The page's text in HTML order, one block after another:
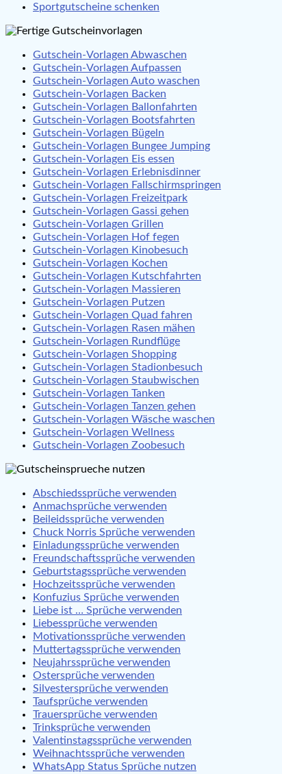
Sportgutscheine schenken
Gutschein-Vorlagen Abwaschen
Gutschein-Vorlagen Aufpassen
Gutschein-Vorlagen Auto waschen
Gutschein-Vorlagen Backen
Gutschein-Vorlagen Ballonfahrten
Gutschein-Vorlagen Bootsfahrten
Gutschein-Vorlagen Bügeln
Gutschein-Vorlagen Bungee Jumping
Gutschein-Vorlagen Eis essen
Gutschein-Vorlagen Erlebnisdinner
Gutschein-Vorlagen Fallschirmspringen
Gutschein-Vorlagen Freizeitpark
Gutschein-Vorlagen Gassi gehen
Gutschein-Vorlagen Grillen
Gutschein-Vorlagen Hof fegen
Gutschein-Vorlagen Kinobesuch
Gutschein-Vorlagen Kochen
Gutschein-Vorlagen Kutschfahrten
Gutschein-Vorlagen Massieren
Gutschein-Vorlagen Putzen
Gutschein-Vorlagen Quad fahren
Gutschein-Vorlagen Rasen mähen
Gutschein-Vorlagen Rundflüge
Gutschein-Vorlagen Shopping
Gutschein-Vorlagen Stadionbesuch
Gutschein-Vorlagen Staubwischen
Gutschein-Vorlagen Tanken
Gutschein-Vorlagen Tanzen gehen
Gutschein-Vorlagen Wäsche waschen
Gutschein-Vorlagen Wellness
Gutschein-Vorlagen Zoobesuch
Abschiedssprüche verwenden
Anmachsprüche verwenden
Beileidssprüche verwenden
Chuck Norris Sprüche verwenden
Einladungssprüche verwenden
Freundschaftssprüche verwenden
Geburtstagssprüche verwenden
Hochzeitssprüche verwenden
Konfuzius Sprüche verwenden
Liebe ist … Sprüche verwenden
Liebessprüche verwenden
Motivationssprüche verwenden
Muttertagssprüche verwenden
Neujahrssprüche verwenden
Ostersprüche verwenden
Silvestersprüche verwenden
Taufsprüche verwenden
Trauersprüche verwenden
Trinksprüche verwenden
Valentinstagssprüche verwenden
Weihnachtssprüche verwenden
WhatsApp Status Sprüche nutzen